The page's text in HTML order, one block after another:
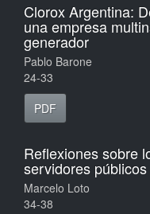
Clorox Argentina:
una empresa
generador
Pablo Barone
24-33
PDF
Reflexiones sobre
servidores públicos
Marcelo Loto
34-38